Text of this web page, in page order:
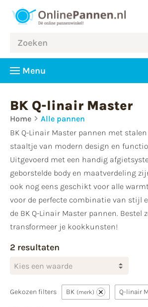
Menu
BK Q-linair Master
Home
Alle pannen
BK Q-Linair Master pannen met
staaltje van modern design en
Uitgevoerd met een handig
geborstelde body en maatverdeling
ook nog eens geschikt voor alle
voor de perfecte combinatie van stijl
de BK Q-Linair Master pannen. Bestel
transformeer je kookkunsten!
2 resultaten
Kies een waarde
Gekozen filters BK merk Q-linair